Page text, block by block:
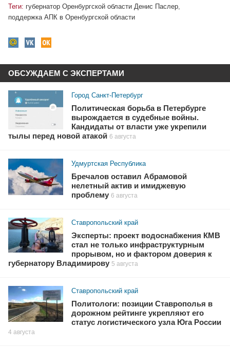
Теги: губернатор Оренбургской области Денис Паслер,
поддержка АПК в Оренбургской области
ОБСУЖДАЕМ С ЭКСПЕРТАМИ
Город Санкт-Петербург
Политическая борьба в Петербурге
вырождается в судебные войны.
Кандидаты от власти уже укрепили
тылы перед новой атакой 6 августа
Удмуртская Республика
Бречалов оставил Абрамовой
нелетный актив и имиджевую
проблему 6 августа
Ставропольский край
Эксперты: проект водоснабжения КМВ
стал не только инфраструктурным
прорывом, но и фактором доверия к
губернатору Владимирову 5 августа
Ставропольский край
Политологи: позиции Ставрополья в
дорожном рейтинге укрепляют его
статус логистического узла Юга России
4 августа